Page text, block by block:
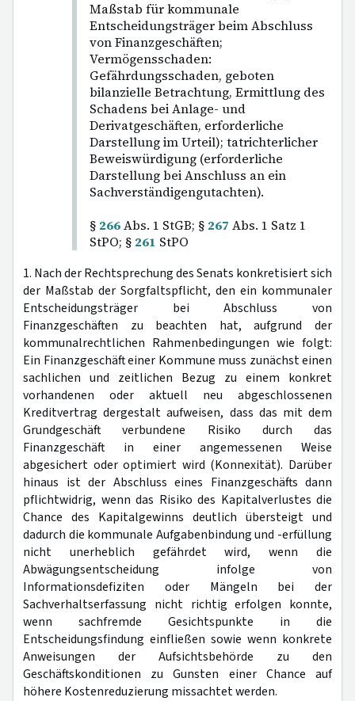
Maßstab für kommunale
Entscheidungsträger beim Abschluss
von Finanzgeschäften;
Vermögensschaden:
Gefährdungsschaden, geboten
bilanzielle Betrachtung, Ermittlung des
Schadens bei Anlage- und
Derivatgeschäften, erforderliche
Darstellung im Urteil); tatrichterlicher
Beweiswürdigung (erforderliche
Darstellung bei Anschluss an ein
Sachverständigengutachten).
§ 266Abs. 1 StGB; § 267 Abs. 1 Satz 1
StPO; § 261 StPO
1. Nach der Rechtsprechung des Senats konkretisiert sich
der Maßstab der Sorgfaltspflicht, den ein kommunaler
Entscheidungsträger bei Abschluss von
Finanzgeschäften zu beachten hat, aufgrund der
kommunalrechtlichen Rahmenbedingungen wie folgt:
Ein Finanzgeschäft einer Kommune muss zunächst einen
sachlichen und zeitlichen Bezug zu einem konkret
vorhandenen oder aktuell neu abgeschlossenen
Kreditvertrag dergestalt aufweisen, dass das mit dem
Grundgeschäft verbundene Risiko durch das
Finanzgeschäft in einer angemessenen Weise
abgesichert oder optimiert wird (Konnexität). Darüber
hinaus ist der Abschluss eines Finanzgeschäfts dann
pflichtwidrig, wenn das Risiko des Kapitalverlustes die
Chance des Kapitalgewinns deutlich übersteigt und
dadurch die kommunale Aufgabenbindung und -erfüllung
nicht unerheblich gefährdet wird, wenn die
Abwägungsentscheidung infolge von
Informationsdefiziten oder Mängeln bei der
Sachverhaltserfassung nicht richtig erfolgen konnte,
wenn sachfremde Gesichtspunkte in die
Entscheidungsfindung einfließen sowie wenn konkrete
Anweisungen der Aufsichtsbehörde zu den
Geschäftskonditionen zu Gunsten einer Chance auf
höhere Kostenreduzierung missachtet werden.